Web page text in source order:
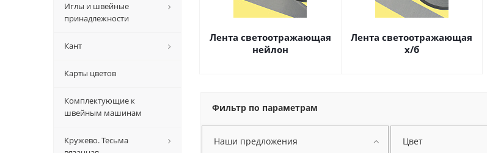
Лента светоотражающая
нейлон
Лента светоотражающая
х/б
Фильтр по параметрам
Наши предложения Цвет
Иглы и швейные
принадлежности
Кант
Карты цветов
Комплектующие к
швейным машинам
Кружево. Тесьма